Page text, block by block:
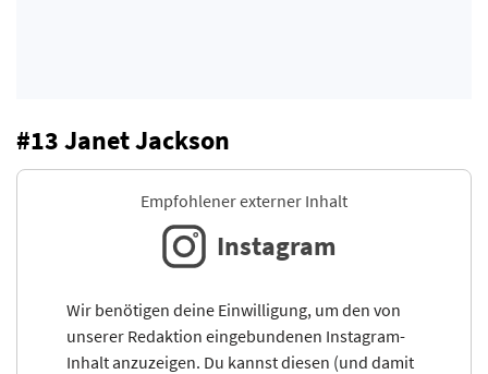
#13 Janet Jackson
Empfohlener externer Inhalt
Instagram
Wir benötigen deine Einwilligung, um den von
unserer Redaktion eingebundenen Instagram-
Inhalt anzuzeigen. Du kannst diesen (und damit